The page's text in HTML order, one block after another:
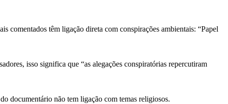
comentados têm ligação direta com conspirações ambientais: “Papel
isso significa que “as alegações conspiratórias repercutiram
documentário não tem ligação com temas religiosos.